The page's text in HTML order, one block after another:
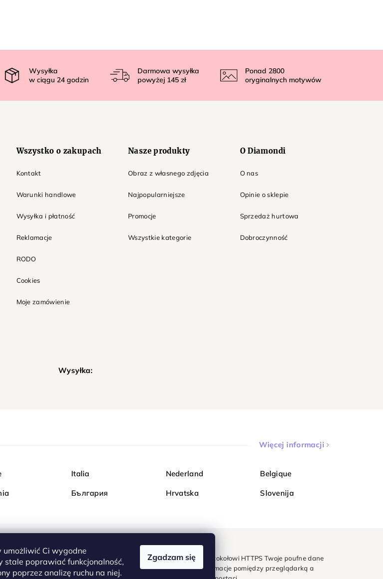
Ci wygodne
stale poprawiać funkcjonalność,
poprzez analizę ruchu na niej.
Zgadzam się
Wysyłka
w ciągu 24 godzin
Darmowa wysyłka
powyżej 145 zł
Ponad 2800
oryginalnych motywów
Wszystko o zakupach
Kontakt
Warunki handlowe
Wysyłka i płatność
Reklamacje
RODO
Cookies
Moje zamówienie
Nasze produkty
Obraz z własnego zdjęcia
Najpopularniejsze
Promocje
Wszystkie kategorie
O Diamondi
O nas
Opinie o sklepie
Sprzedaż hurtowa
Dobroczynność
Wysyłka:
Więcej informacji
Italia Nederland Belgique
България Hrvatska Slovenija
Kupuj bezpiecznie w Diamondi. Dzięki protokołowi HTTPS Twoje poufne dane
są całkowicie bezpieczne - wszystkie informacje pomiędzy przeglądarką a